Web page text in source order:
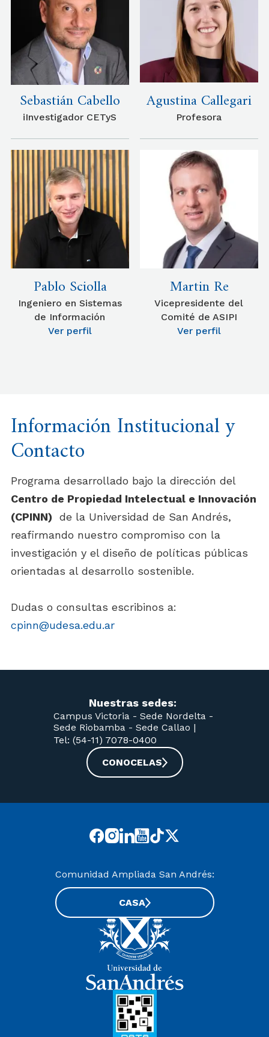
Sebastián Cabello
iInvestigador CETyS
Agustina Callegari
Profesora
Pablo Sciolla
Ingeniero en Sistemas
de Información
Ver perfil
Martin Re
Vicepresidente del
Comité de ASIPI
Ver perfil
Información Institucional y
Contacto
Programa desarrollado bajo la dirección del
Centro de Propiedad Intelectual e Innovación
(CPINN) de la Universidad de San Andrés,
reafirmando nuestro compromiso con la
investigación y el diseño de políticas públicas
orientadas al desarrollo sostenible.
Dudas o consultas escribinos a:
cpinn@udesa.edu.ar
Nuestras sedes:
Campus Victoria - Sede Nordelta -
Sede Riobamba - Sede Callao |
Tel: (54-11) 7078-0400
CONOCELAS
Comunidad Ampliada San Andrés:
CASA